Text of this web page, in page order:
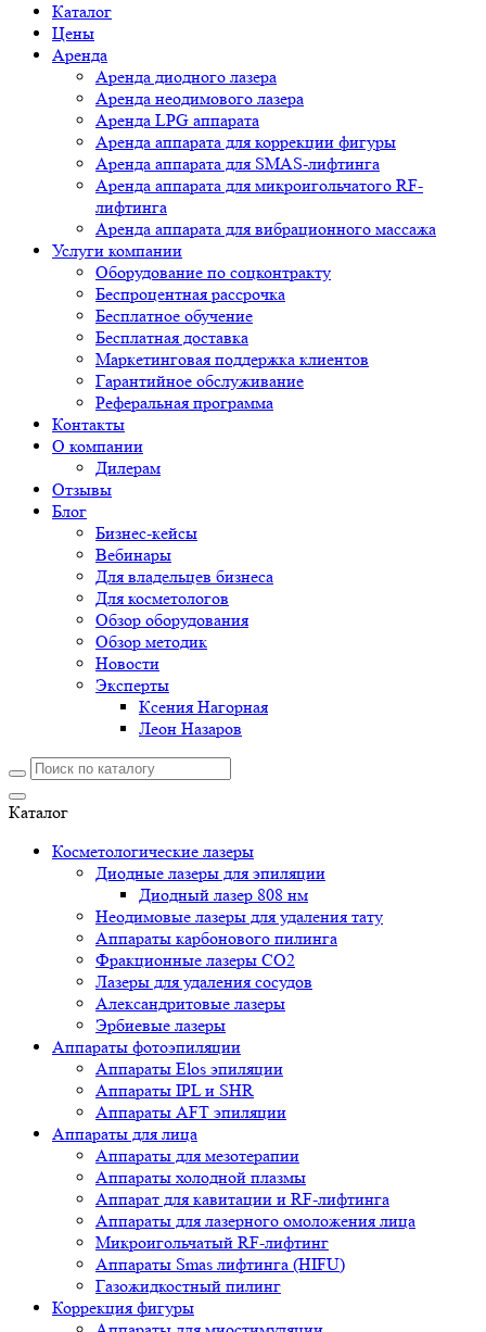
Каталог
Цены
Аренда
Аренда диодного лазера
Аренда неодимового лазера
Аренда LPG аппарата
Аренда аппарата для коррекции фигуры
Аренда аппарата для SMAS-лифтинга
Аренда аппарата для микроигольчатого RF-
лифтинга
Аренда аппарата для вибрационного массажа
Услуги компании
Оборудование по соцконтракту
Беспроцентная рассрочка
Бесплатное обучение
Бесплатная доставка
Маркетинговая поддержка клиентов
Гарантийное обслуживание
Реферальная программа
Контакты
О компании
Дилерам
Отзывы
Блог
Бизнес-кейсы
Вебинары
Для владельцев бизнеса
Для косметологов
Обзор оборудования
Обзор методик
Новости
Эксперты
Ксения Нагорная
Леон Назаров
Каталог
Косметологические лазеры
Диодные лазеры для эпиляции
Диодный лазер 808 нм
Неодимовые лазеры для удаления тату
Аппараты карбонового пилинга
Фракционные лазеры CO2
Лазеры для удаления сосудов
Александритовые лазеры
Эрбиевые лазеры
Аппараты фотоэпиляции
Аппараты Elos эпиляции
Аппараты IPL и SHR
Аппараты AFT эпиляции
Аппараты для лица
Аппараты для мезотерапии
Аппараты холодной плазмы
Аппарат для кавитации и RF-лифтинга
Аппараты для лазерного омоложения лица
Микроигольчатый RF-лифтинг
Аппараты Smas лифтинга (HIFU)
Газожидкостный пилинг
Коррекция фигуры